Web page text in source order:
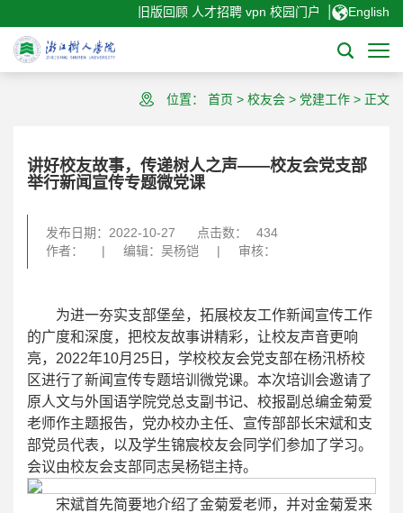
旧版回顾 人才招聘 vpn 校园门户 English
位置： 首页 > 校友会 > 党建工作 > 正文
讲好校友故事，传递树人之声——校友会党支部
举行新闻宣传专题微党课
发布日期：2022-10-27 点击数：
434
作者：
| 编辑：吴杨铠 | 审核：
为进一夯实支部堡垒，拓展校友工作新闻宣传工作
的广度和深度，把校友故事讲精彩，让校友声音更响
亮，2022年10月25日，学校校友会党支部在杨汛桥校
区进行了新闻宣传专题培训微党课。本次培训会邀请了
原人文与外国语学院党总支副书记、校报副总编金菊爱
老师作主题报告，党办校办主任、宣传部部长宋斌和支
部党员代表，以及学生锦宸校友会同学们参加了学习。
会议由校友会支部同志吴杨铠主持。
宋斌首先简要地介绍了金菊爱老师，并对金菊爱来